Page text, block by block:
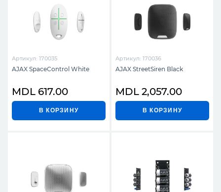
Артикул: 170035
AJAX SpaceControl White
MDL 617.00
В КОРЗИНУ
Артикул: 170036
AJAX StreetSiren Black
MDL 2,057.00
В КОРЗИНУ